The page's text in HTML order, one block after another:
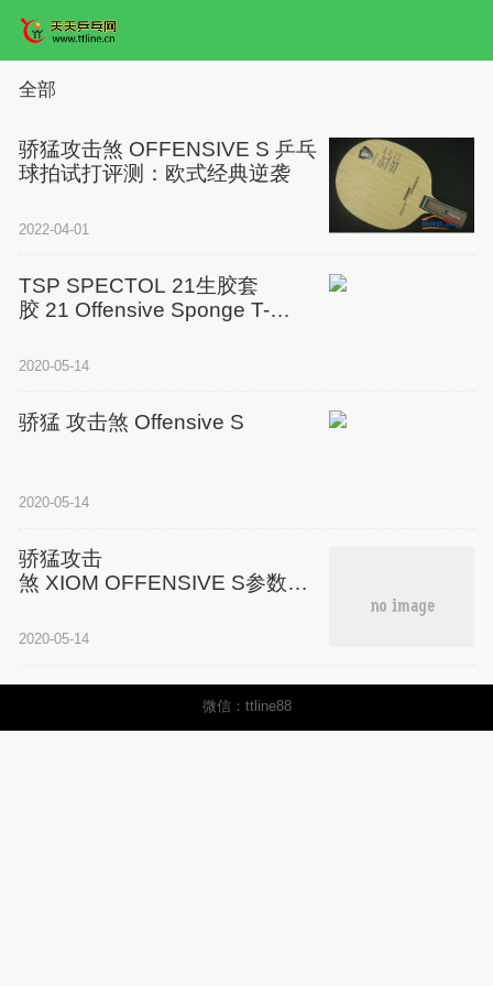
全部
骄猛攻击煞 OFFENSIVE S 乒乓
球拍试打评测：欧式经典逆袭
2022-04-01
TSP SPECTOL 21生胶套
胶 21 Offensive Sponge T-
2020-05-14
骄猛 攻击煞 Offensive S
2020-05-14
骄猛攻击
煞 XIOM OFFENSIVE S参数评
2020-05-14
微信：ttline88